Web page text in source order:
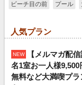
ビーチ目の前 プール
人気プラン
NEW
【メルマガ配
名1室お一人様
無料など大満喫プ